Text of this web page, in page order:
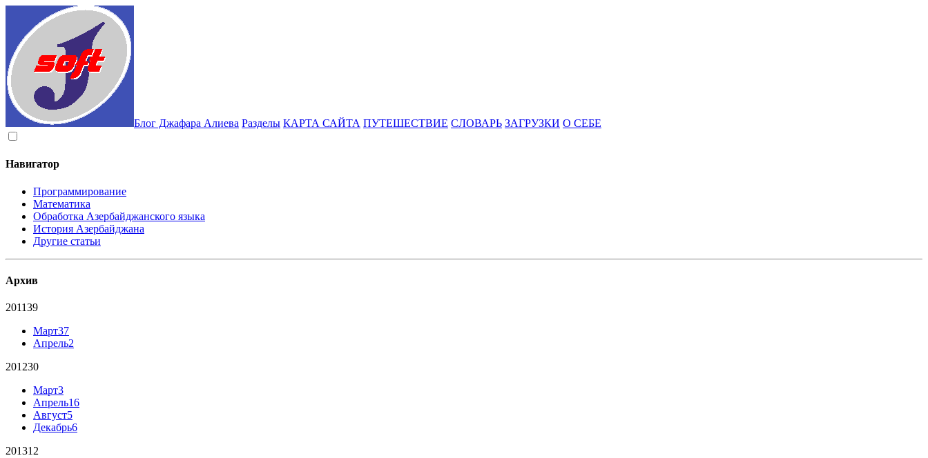
Блог Джафара Алиева Разделы КАРТА САЙТА ПУТЕШЕСТВИЕ СЛОВАРЬ ЗАГРУЗКИ О СЕБЕ
Навигатор
Программирование
Математика
Обработка Азербайджанского языка
История Азербайджана
Другие статьи
Архив
201139
Март37
Апрель2
201230
Март3
Апрель16
Август5
Декабрь6
201312